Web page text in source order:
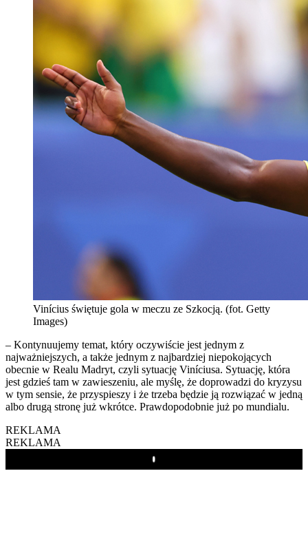
Vinícius świętuje gola w meczu ze Szkocją. (fot. Getty
Images)
– Kontynuujemy temat, który oczywiście jest jednym z
najważniejszych, a także jednym z najbardziej niepokojących
obecnie w Realu Madryt, czyli sytuację Viníciusa. Sytuację, która
jest gdzieś tam w zawieszeniu, ale myślę, że doprowadzi do kryzysu
w tym sensie, że przyspieszy i że trzeba będzie ją rozwiązać w jedną
albo drugą stronę już wkrótce. Prawdopodobnie już po mundialu.
REKLAMA
REKLAMA
Play